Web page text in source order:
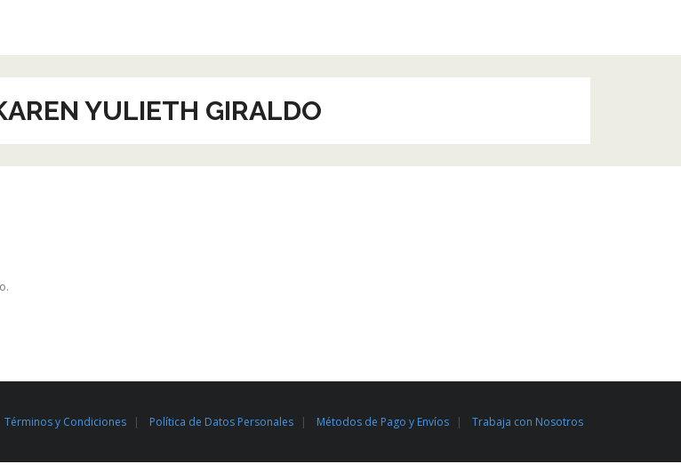
YULIETH GIRALDO
Términos y Condiciones Política de Datos Personales Métodos de Pago y Envíos Trabaja con Nosotros